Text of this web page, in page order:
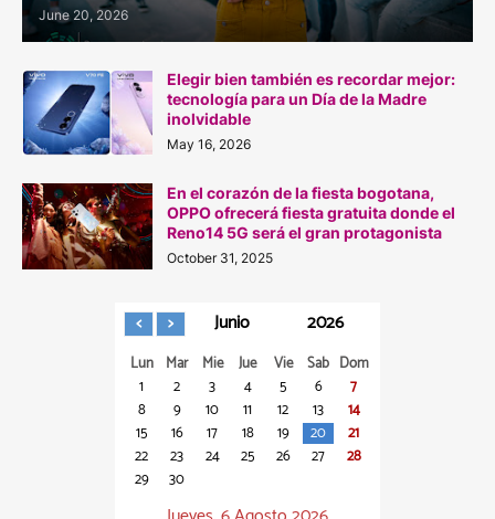
June 20, 2026
Elegir bien también es recordar mejor:
tecnología para un Día de la Madre
inolvidable
May 16, 2026
En el corazón de la fiesta bogotana,
OPPO ofrecerá fiesta gratuita donde el
Reno14 5G será el gran protagonista
October 31, 2025
Junio 2026
Lun Mar Mie Jue Vie Sab Dom
1
2 3 4 5 6
7
8
9 10 11 12 13
14
15
16 17 18 19 20
21
22
23 24 25 26 27
28
29
30